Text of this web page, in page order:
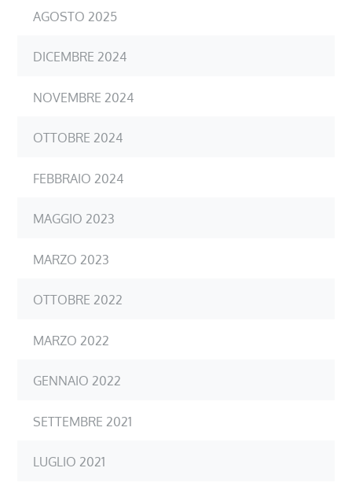
AGOSTO 2025
DICEMBRE 2024
NOVEMBRE 2024
OTTOBRE 2024
FEBBRAIO 2024
MAGGIO 2023
MARZO 2023
OTTOBRE 2022
MARZO 2022
GENNAIO 2022
SETTEMBRE 2021
LUGLIO 2021